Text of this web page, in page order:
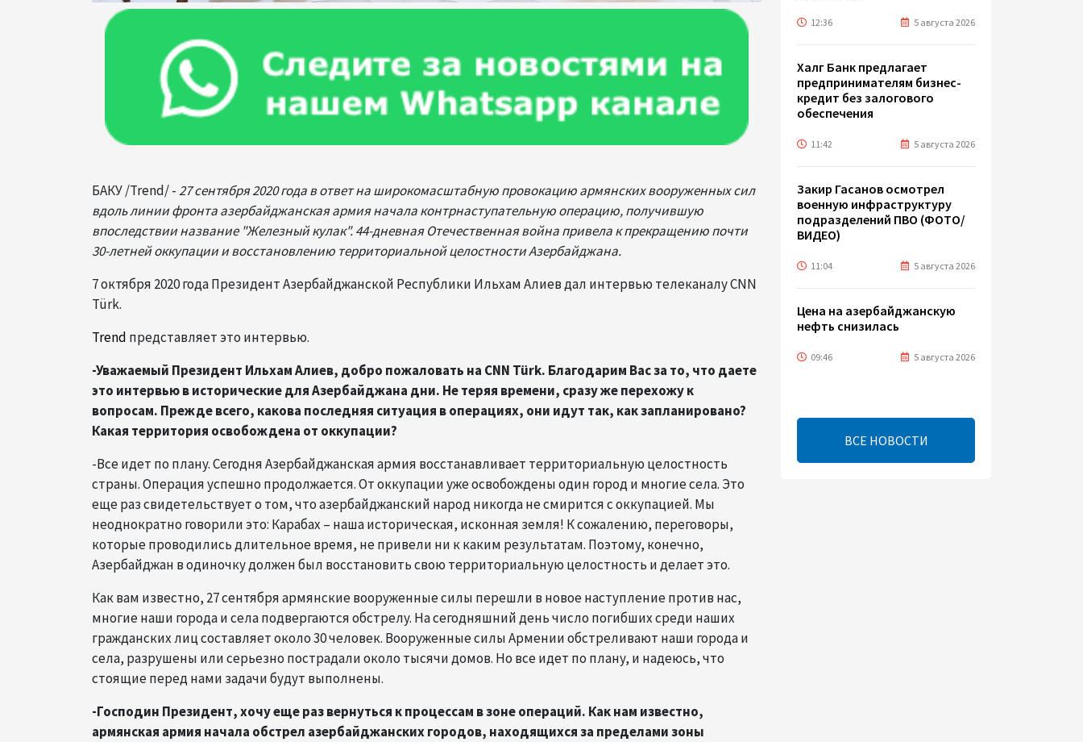
БАКУ /Trend/ -27 сентября 2020 года в ответ на широкомасштабную провокацию армянских вооруженных сил
вдоль линии фронта азербайджанская армия начала контрнаступательную операцию, получившую
впоследствии название "Железный кулак". 44-дневная Отечественная война привела к прекращению почти
30-летней оккупации и восстановлению территориальной целостности Азербайджана.
7 октября 2020 года Президент Азербайджанской Республики Ильхам Алиев дал интервью телеканалу CNN
Türk.
Trend представляет это интервью.
-Уважаемый Президент Ильхам Алиев, добро пожаловать на CNN Türk. Благодарим Вас за то, что даете
это интервью в исторические для Азербайджана дни. Не теряя времени, сразу же перехожу к
вопросам. Прежде всего, какова последняя ситуация в операциях, они идут так, как запланировано?
Какая территория освобождена от оккупации?
-Все идет по плану. Сегодня Азербайджанская армия восстанавливает территориальную целостность
страны. Операция успешно продолжается. От оккупации уже освобождены один город и многие села. Это
еще раз свидетельствует о том, что азербайджанский народ никогда не смирится с оккупацией. Мы
неоднократно говорили это: Карабах – наша историческая, исконная земля! К сожалению, переговоры,
которые проводились длительное время, не привели ни к каким результатам. Поэтому, конечно,
Азербайджан в одиночку должен был восстановить свою территориальную целостность и делает это.
Как вам известно, 27 сентября армянские вооруженные силы перешли в новое наступление против нас,
многие наши города и села подвергаются обстрелу. На сегодняшний день число погибших среди наших
гражданских лиц составляет около 30 человек. Вооруженные силы Армении обстреливают наши города и
села, разрушены или серьезно пострадали около тысячи домов. Но все идет по плану, и надеюсь, что
стоящие перед нами задачи будут выполнены.
-Господин Президент, хочу еще раз вернуться к процессам в зоне операций. Как нам известно,
армянская армия начала обстрел азербайджанских городов, находящихся за пределами зоны
12:36 5 августа 2026
Халг Банк предлагает
предпринимателям бизнес-
кредит без залогового
обеспечения
11:42 5 августа 2026
Закир Гасанов осмотрел
военную инфраструктуру
подразделений ПВО (ФОТО/
ВИДЕО)
11:04 5 августа 2026
Цена на азербайджанскую
нефть cнизилась
09:46 5 августа 2026
ученый Эргун Кырлыковалы
Талеба по вопросу Рубена
Варданяна
ВСЕ НОВОСТИ